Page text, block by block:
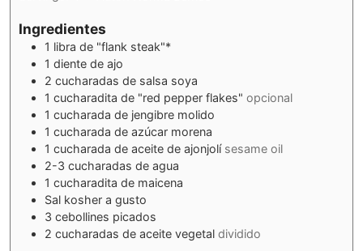
Ingredientes
1 libra de "flank steak"*
1 diente de ajo
2 cucharadas de salsa soya
1 cucharadita de "red pepper flakes" opcional
1 cucharada de jengibre molido
1 cucharada de azúcar morena
1 cucharada de aceite de ajonjolí sesame oil
2-3 cucharadas de agua
1 cucharadita de maicena
Sal kosher a gusto
3 cebollines picados
2 cucharadas de aceite vegetal dividido